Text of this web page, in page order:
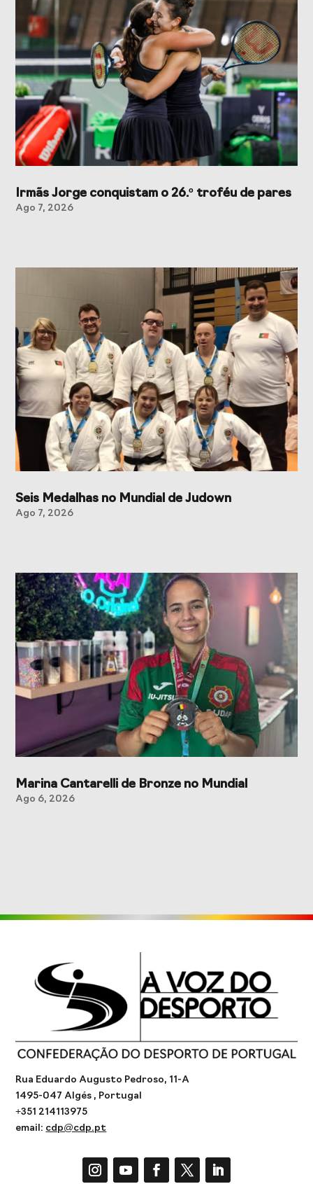
Irmãs Jorge conquistam o 26.º troféu de pares
Ago 7, 2026
Seis Medalhas no Mundial de Judown
Ago 7, 2026
Marina Cantarelli de Bronze no Mundial
Ago 6, 2026
Rua Eduardo Augusto Pedroso, 11-A
1495-047 Algés , Portugal
+351 214113975
email: cdp@cdp.pt